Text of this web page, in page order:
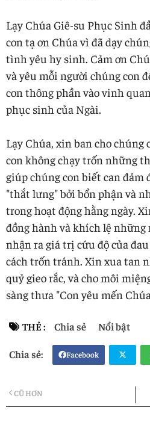
Lạy Chúa Giê-su Phục Sinh
con tạ ơn Chúa vì đã dạy
tình yêu hy sinh. Cảm ơn
và yêu mỗi người chúng con
con thông phần vào vinh
phục sinh của Ngài.
Lạy Chúa, xin ban cho chúng
con không chạy trốn những
giúp chúng con biết can đảm
"thắt lưng" bởi bổn phận và
trong hoạt động hằng ngày.
đồng hành và khích lệ
nhận ra giá trị cứu độ của
cách trốn tránh. Xin xua tan
quỷ gieo rắc, và cho môi
sàng thưa "Con yêu mến
THẺ : Chia sẻ Nổi bật
Facebook
CŨ HƠN